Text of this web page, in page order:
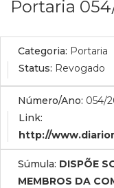
Portaria
Categoria: Portaria
Status: Revogado
Número/Ano: 054/
Link:
http://
Súmula: DISPÕE
MEMBROS DA